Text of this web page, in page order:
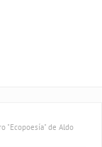
"Ecopoesía" de Aldo